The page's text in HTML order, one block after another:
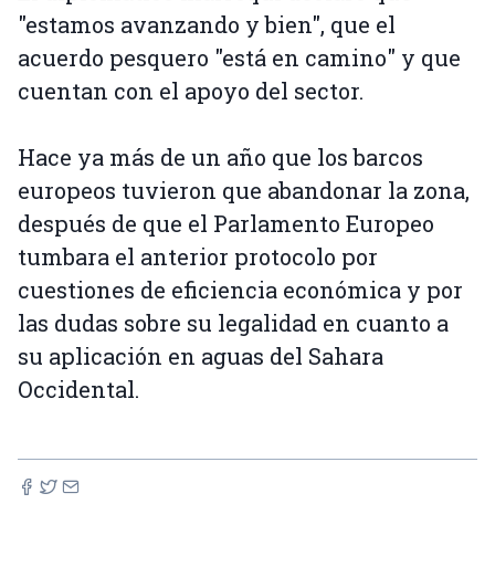
"estamos avanzando y bien", que el
acuerdo pesquero "está en camino" y que
cuentan con el apoyo del sector.
Hace ya más de un año que los barcos
europeos tuvieron que abandonar la zona,
después de que el Parlamento Europeo
tumbara el anterior protocolo por
cuestiones de eficiencia económica y por
las dudas sobre su legalidad en cuanto a
su aplicación en aguas del Sahara
Occidental.